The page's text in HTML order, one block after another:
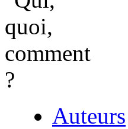
Auteurs